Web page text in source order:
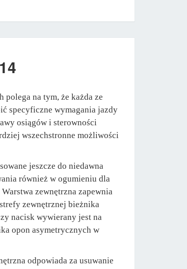
na tym, że każda ze
specyficzne wymagania jazdy
osiągów i sterowności
wszechstronne możliwości
jeszcze do niedawna
również w ogumieniu dla
zewnętrzna zapewnia
zewnętrznej bieżnika
nacisk wywierany jest na
opon asymetrycznych w
odpowiada za usuwanie